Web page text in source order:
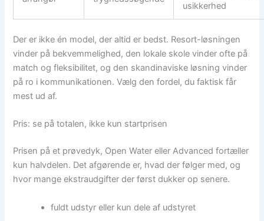
usikkerhed
Der er ikke én model, der altid er bedst. Resort-løsningen
vinder på bekvemmelighed, den lokale skole vinder ofte på
match og fleksibilitet, og den skandinaviske løsning vinder
på ro i kommunikationen. Vælg den fordel, du faktisk får
mest ud af.
Pris: se på totalen, ikke kun startprisen
Prisen på et prøvedyk, Open Water eller Advanced fortæller
kun halvdelen. Det afgørende er, hvad der følger med, og
hvor mange ekstraudgifter der først dukker op senere.
fuldt udstyr eller kun dele af udstyret